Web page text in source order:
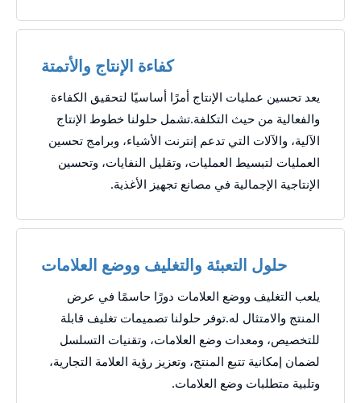
كفاءة الإنتاج والأتمتة
يعد تحسين عمليات الإنتاج أمرًا أساسيًا لتحقيق الكفاءة
والفعالية من حيث التكلفة.تشمل حلولنا خطوط الإنتاج
الآلية، والآلات التي تدعم إنترنت الأشياء، وبرامج تحسين
العمليات لتبسيط العمليات، وتقليل النفايات، وتحسين
الإنتاجية الإجمالية في مصانع تجهيز الأغذية.
حلول التعبئة والتغليف ووضع العلامات
يلعب التغليف ووضع العلامات دورًا حاسمًا في عرض
المنتج والامتثال له.توفر حلولنا تصميمات تغليف قابلة
للتخصيص، ومعدات وضع العلامات، وتقنيات التسلسل
لضمان إمكانية تتبع المنتج، وتعزيز رؤية العلامة التجارية،
وتلبية متطلبات وضع العلامات.